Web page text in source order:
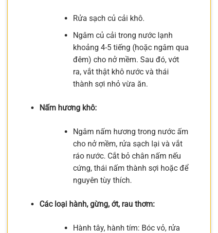
Rửa sạch củ cải khô.
Ngâm củ cải trong nước lạnh
khoảng 4-5 tiếng (hoặc ngâm qua
đêm) cho nở mềm. Sau đó, vớt
ra, vắt thật khô nước và thái
thành sợi nhỏ vừa ăn.
Nấm hương khô:
Ngâm nấm hương trong nước ấm
cho nở mềm, rửa sạch lại và vắt
ráo nước. Cắt bỏ chân nấm nếu
cứng, thái nấm thành sợi hoặc để
nguyên tùy thích.
Các loại hành, gừng, ớt, rau thơm:
Hành tây, hành tím: Bóc vỏ, rửa